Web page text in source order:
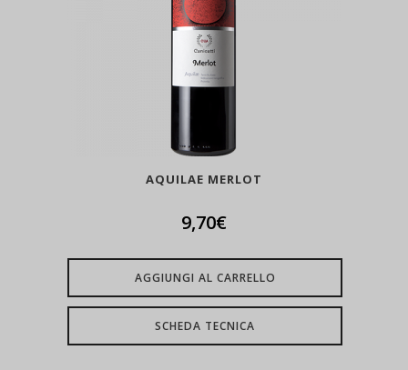
AQUILAE MERLOT
9,70€
AGGIUNGI AL CARRELLO
SCHEDA TECNICA